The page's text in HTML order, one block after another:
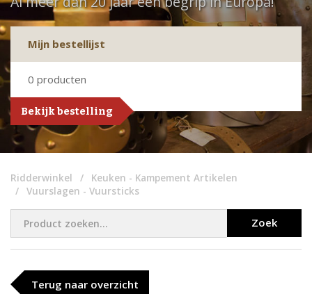
Mijn bestellijst
0 producten
Bekijk bestelling
Ridderwinkel
Keuken - Kampement Artikelen
Vuurslagen - Vuursticks
Zoek
Terug naar overzicht